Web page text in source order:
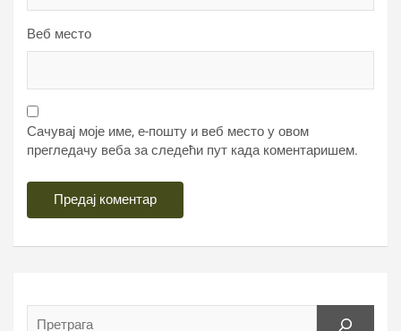
Веб место
Сачувај моје име, е-пошту и веб место у овом
прегледачу веба за следећи пут када коментаришем.